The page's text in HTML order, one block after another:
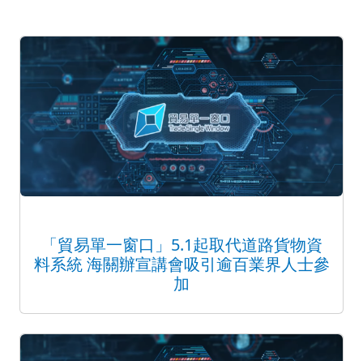
「貿易單一窗口」5.1起取代道路貨物資
料系統 海關辦宣講會吸引逾百業界人士參
加